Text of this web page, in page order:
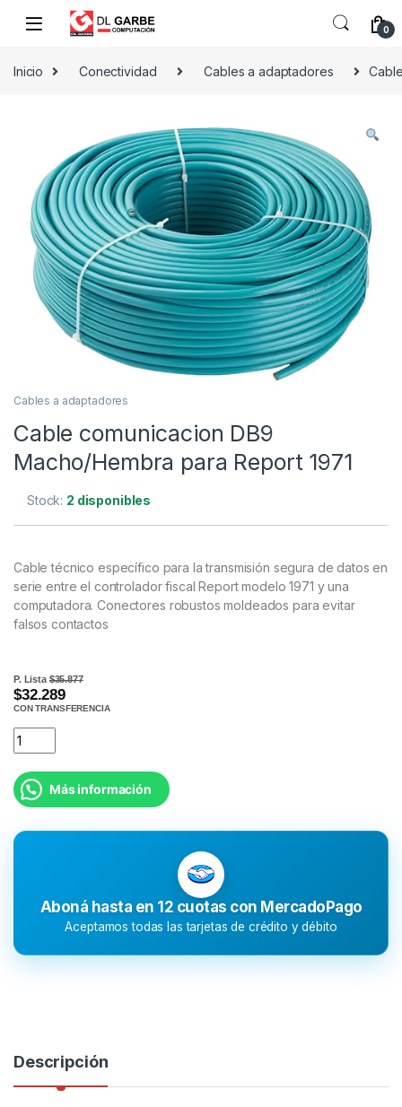
0
Inicio Conectividad Cables a adaptadores
Cables a adaptadores
Cable comunicacion DB9
Macho/Hembra para Report 1971
Stock: 2 disponibles
Cable técnico específico para la transmisión segura de datos en
serie entre el controlador fiscal Report modelo 1971 y una
computadora. Conectores robustos moldeados para evitar
falsos contactos
P. Lista$35.877
$32.289
CON TRANSFERENCIA
Más información
Aboná hasta en 12 cuotas con MercadoPago
Aceptamos todas las tarjetas de crédito y débito
Descripción